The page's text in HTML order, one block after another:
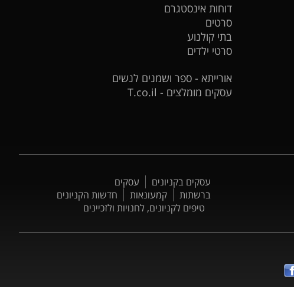
דוחות אינסטגרם
סרטים
בתי קולנוע
סרטי ילדים
אורייתא - ספר ושמנים לנשים
עסקים מומלצים - T.co.il
עסקים בקניונים
עסקים
ברשתות
קמעונאות
חדשות הקניונים
טיפים לקניונים, לחנויות ולזכיינים